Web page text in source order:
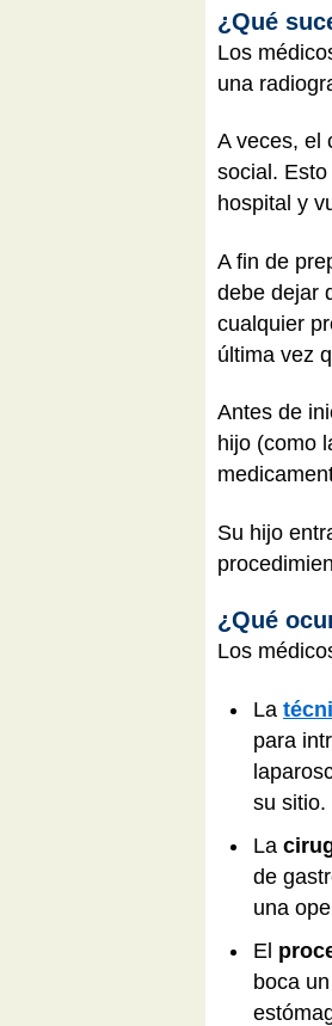
¿Qué
Los
una
A veces, el
social.
hospital y
A fin de
debe dejar
cualquier
última vez
Antes de
hijo (como
Su hijo
¿Qué
Los
La
para
su sitio.
La
de
una
El
boca